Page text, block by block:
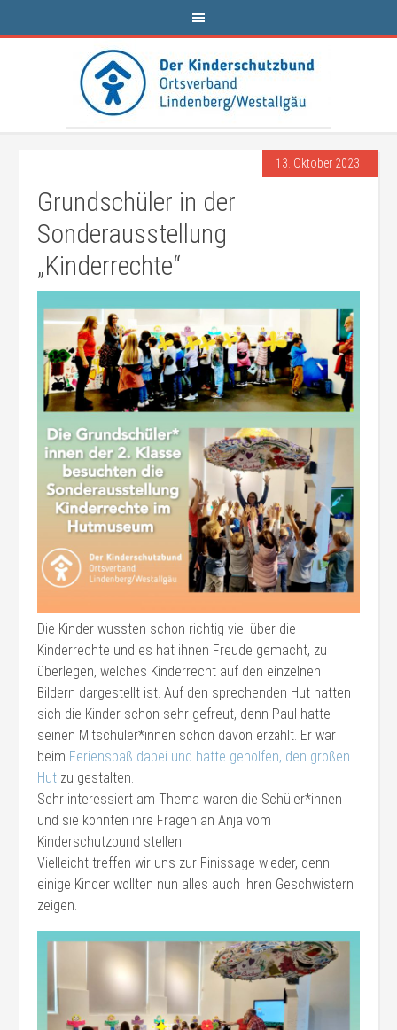
13. Oktober 2023
Grundschüler in der
Sonderausstellung
„Kinderrechte“
Die Kinder wussten schon richtig viel über die
Kinderrechte und es hat ihnen Freude gemacht, zu
überlegen, welches Kinderrecht auf den einzelnen
Bildern dargestellt ist. Auf den sprechenden Hut hatten
sich die Kinder schon sehr gefreut, denn Paul hatte
seinen Mitschüler*innen schon davon erzählt. Er war
beim Ferienspaß dabei und hatte geholfen, den großen
Hut zu gestalten.
Sehr interessiert am Thema waren die Schüler*innen
und sie konnten ihre Fragen an Anja vom
Kinderschutzbund stellen.
Vielleicht treffen wir uns zur Finissage wieder, denn
einige Kinder wollten nun alles auch ihren Geschwistern
zeigen.